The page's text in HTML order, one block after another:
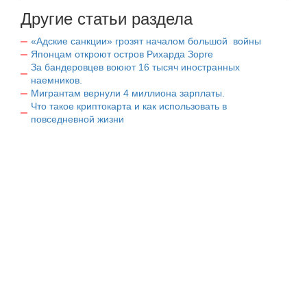
Другие статьи раздела
«Адские санкции» грозят началом большой войны
Японцам откроют остров Рихарда Зорге
За бандеровцев воюют 16 тысяч иностранных
наемников.
Мигрантам вернули 4 миллиона зарплаты.
Что такое криптокарта и как использовать в
повседневной жизни